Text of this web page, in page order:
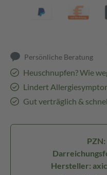
Persönliche Beratung
Heuschnupfen? Wie
Lindert
Gut verträglich &
Hersteller: